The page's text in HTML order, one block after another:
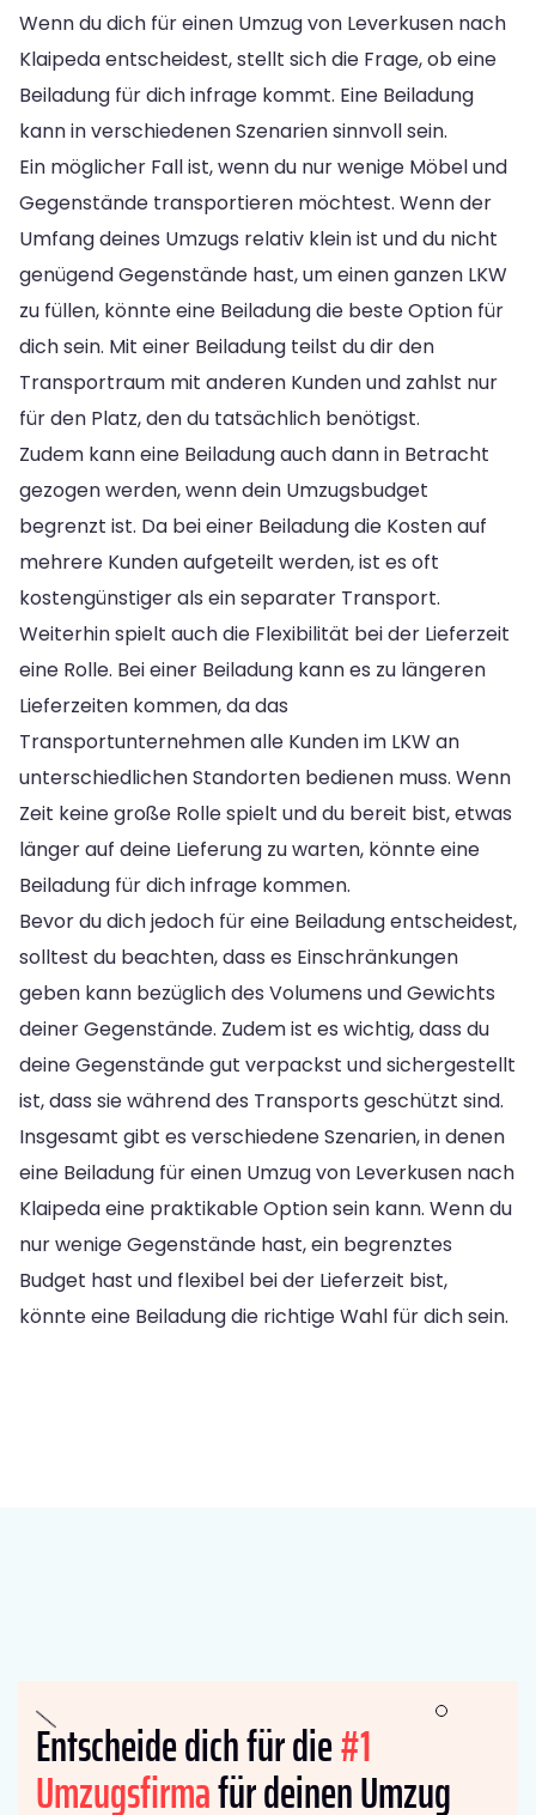
Wenn du dich für einen Umzug von Leverkusen nach
Klaipeda entscheidest, stellt sich die Frage, ob eine
Beiladung für dich infrage kommt. Eine Beiladung
kann in verschiedenen Szenarien sinnvoll sein.
Ein möglicher Fall ist, wenn du nur wenige Möbel und
Gegenstände transportieren möchtest. Wenn der
Umfang deines Umzugs relativ klein ist und du nicht
genügend Gegenstände hast, um einen ganzen LKW
zu füllen, könnte eine Beiladung die beste Option für
dich sein. Mit einer Beiladung teilst du dir den
Transportraum mit anderen Kunden und zahlst nur
für den Platz, den du tatsächlich benötigst.
Zudem kann eine Beiladung auch dann in Betracht
gezogen werden, wenn dein Umzugsbudget
begrenzt ist. Da bei einer Beiladung die Kosten auf
mehrere Kunden aufgeteilt werden, ist es oft
kostengünstiger als ein separater Transport.
Weiterhin spielt auch die Flexibilität bei der Lieferzeit
eine Rolle. Bei einer Beiladung kann es zu längeren
Lieferzeiten kommen, da das
Transportunternehmen alle Kunden im LKW an
unterschiedlichen Standorten bedienen muss. Wenn
Zeit keine große Rolle spielt und du bereit bist, etwas
länger auf deine Lieferung zu warten, könnte eine
Beiladung für dich infrage kommen.
Bevor du dich jedoch für eine Beiladung entscheidest,
solltest du beachten, dass es Einschränkungen
geben kann bezüglich des Volumens und Gewichts
deiner Gegenstände. Zudem ist es wichtig, dass du
deine Gegenstände gut verpackst und sichergestellt
ist, dass sie während des Transports geschützt sind.
Insgesamt gibt es verschiedene Szenarien, in denen
eine Beiladung für einen Umzug von Leverkusen nach
Klaipeda eine praktikable Option sein kann. Wenn du
nur wenige Gegenstände hast, ein begrenztes
Budget hast und flexibel bei der Lieferzeit bist,
könnte eine Beiladung die richtige Wahl für dich sein.
Entscheide dich für die#1
Umzugsfirmafür deinen Umzug